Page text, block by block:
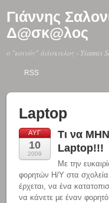
Γιάννης
Δ@σκ@λος
o "κοινός" δάσκαλος - Yiannis
RSS
Laptop
ΑΥΓ
10
2009
Τι να ΜΗΝ
Laptop!!!
Με την
φορητών Η/Υ στα
έρχεται, να ένα
να κάνετε με έναν